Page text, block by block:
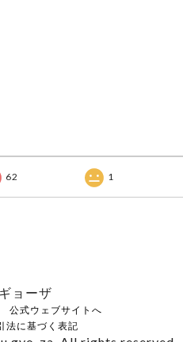
62 1
公式ウェブサイトへ
法に基づく表記